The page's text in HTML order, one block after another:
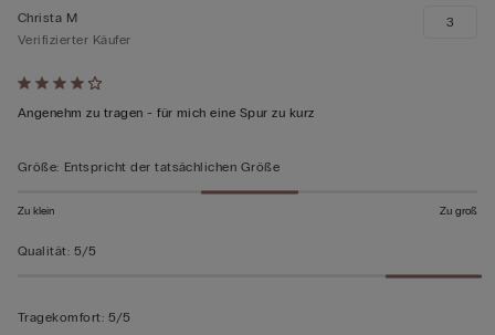
Mit
4
5
Christa M
Verifizierter Käufer
Angenehm zu tragen - für mich eine Spur zu kurz
3
Größe: Entspricht der tatsächlichen Größe
Zu klein Zu groß
Qualität: 5/5
Tragekomfort: 5/5